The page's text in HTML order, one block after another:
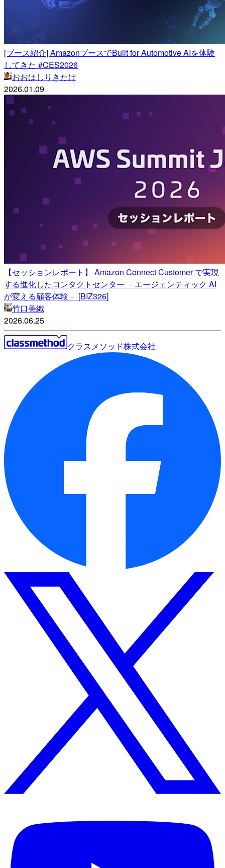
[ブース紹介] AmazonブースでBuilt for Automotive AIを体験
してきた #CES2026
おおはしりきたけ
2026.01.09
【セッションレポート】 Amazon Connect Customer で実現
する進化したコンタクトセンター －エージェンティック AI
が変える顧客体験－ [BIZ326]
竹口美織
2026.06.25
クラスメソッド株式会社